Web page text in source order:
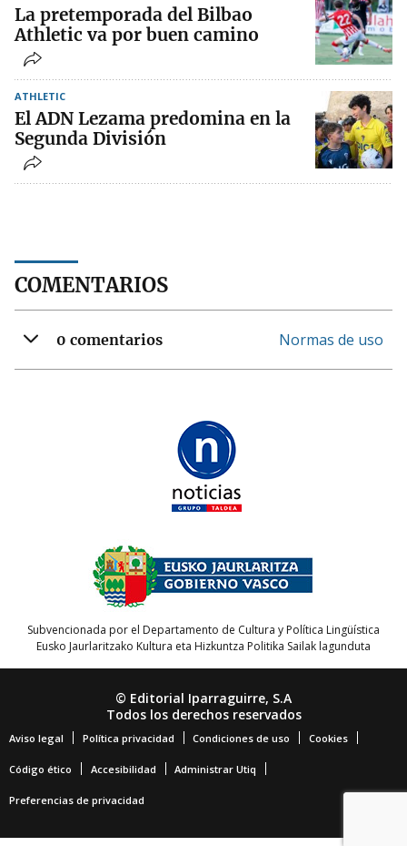
La pretemporada del Bilbao
Athletic va por buen camino
ATHLETIC
El ADN Lezama predomina en la
Segunda División
COMENTARIOS
0 comentarios Normas de uso
Subvencionada por el Departamento de Cultura y Política Lingüística
Eusko Jaurlaritzako Kultura eta Hizkuntza Politika Sailak lagunduta
© Editorial Iparraguirre, S.A
Todos los derechos reservados
Aviso legal Política privacidad Condiciones de uso Cookies
Código ético Accesibilidad Administrar Utiq
Preferencias de privacidad